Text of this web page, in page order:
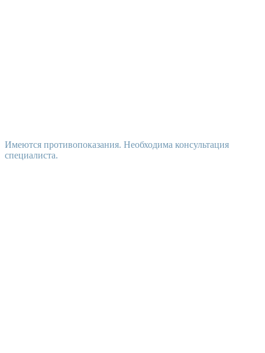
Имеются противопоказания. Необходима консультация
специалиста.